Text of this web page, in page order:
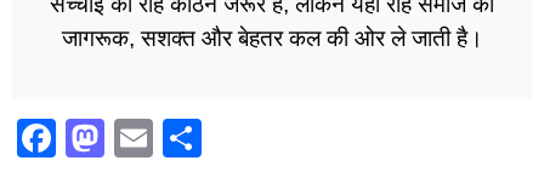
जागरूक, सशक्त और बेहतर कल की ओर ले जाती है।
F
M
E